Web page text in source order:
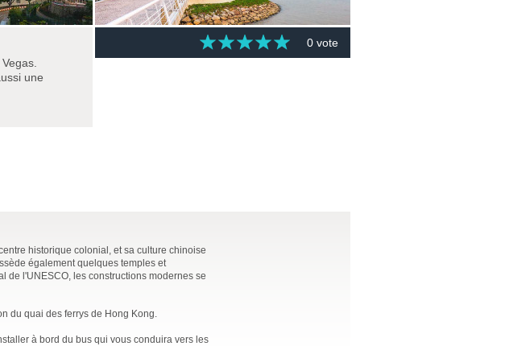
une
0 vote
historique colonial, et sa culture chinoise
également quelques temples et
de l'UNESCO, les constructions modernes se
du quai des ferrys de Hong Kong.
à bord du bus qui vous conduira vers les